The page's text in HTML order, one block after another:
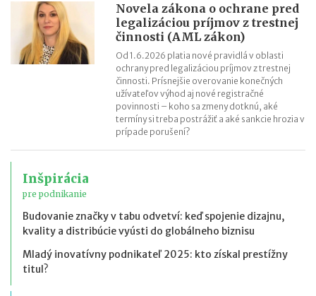
Novela zákona o ochrane pred
legalizáciou príjmov z trestnej
činnosti (AML zákon)
Od 1.6.2026 platia nové pravidlá v oblasti
ochrany pred legalizáciou príjmov z trestnej
činnosti. Prísnejšie overovanie konečných
užívateľov výhod aj nové registračné
povinnosti – koho sa zmeny dotknú, aké
termíny si treba postrážiť a aké sankcie hrozia v
prípade porušení?
Inšpirácia
pre podnikanie
Budovanie značky v tabu odvetví: keď spojenie dizajnu,
kvality a distribúcie vyústi do globálneho biznisu
Mladý inovatívny podnikateľ 2025: kto získal prestížny
titul?